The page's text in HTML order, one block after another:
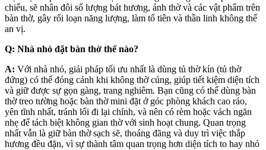
chiếu, sẽ nhân đôi số lượng bát hương, ảnh thờ và các vật phẩm trên
bàn thờ, gây rối loạn năng lượng, làm tổ tiên và thần linh không thể
an vị.
Q: Nhà nhỏ đặt bàn thờ thế nào?
A: Với nhà nhỏ, giải pháp tối ưu nhất là dùng tủ thờ kín (tủ thờ
đứng) có thể đóng cánh khi không thờ cúng, giúp tiết kiệm diện tích
và giữ được sự gọn gàng, trang nghiêm. Bạn cũng có thể dùng bàn
thờ treo tường hoặc bàn thờ mini đặt ở góc phòng khách cao ráo,
yên tĩnh nhất, tránh lối đi lại chính, và nên có rèm hoặc vách ngăn
nhẹ để tách biệt không gian thờ với sinh hoạt chung. Quan trọng
nhất vẫn là giữ bàn thờ sạch sẽ, thoáng đãng và duy trì việc thắp
hương đều đặn, vì sự thành tâm quan trọng hơn diện tích to hay nhỏ